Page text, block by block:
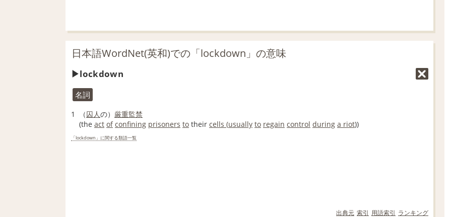
日本語WordNet(英和)での「lockdown」の意味
lockdown
名詞
1 （囚人の） 厳重監禁
(the act of confining prisoners to their cells (usually to regain control during a riot))
「lockdown」に関する類語一覧
出典元 索引 用語索引 ランキング